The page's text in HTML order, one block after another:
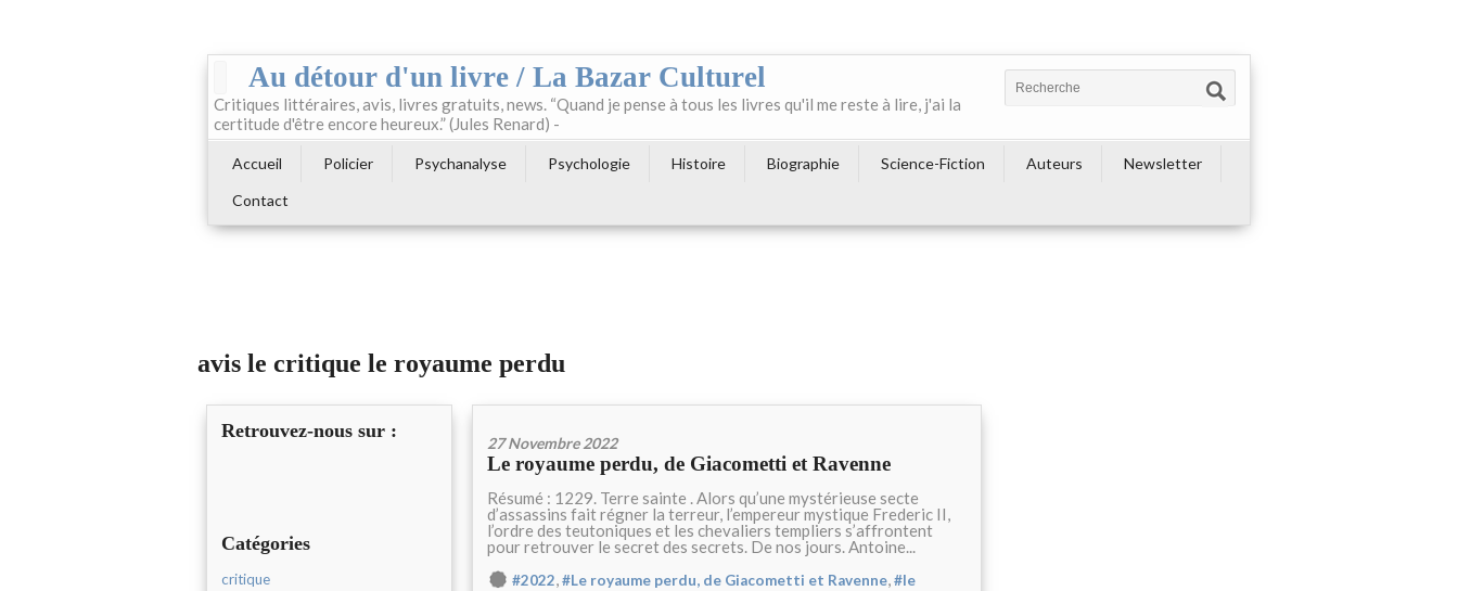
Au détour d'un livre / La Bazar Culturel
Critiques littéraires, avis, livres gratuits, news. “Quand je pense à tous les livres qu'il me reste à lire, j'ai la
certitude d'être encore heureux.” (Jules Renard) -
Accueil Policier Psychanalyse Psychologie Histoire Biographie Science-Fiction Auteurs
Newsletter
Contact
avis le critique le royaume perdu
Retrouvez-nous sur :
Catégories
critique
27 Novembre 2022
Le royaume perdu, de Giacometti et Ravenne
Résumé : 1229. Terre sainte . Alors qu’une mystérieuse secte
d’assassins fait régner la terreur, l’empereur mystique Frederic II,
l’ordre des teutoniques et les chevaliers templiers s’affrontent
pour retrouver le secret des secrets. De nos jours. Antoine...
#2022,#Le royaume perdu, de Giacometti et Ravenne,#le